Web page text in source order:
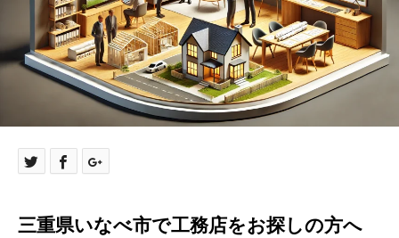
三重県いなべ市で工務店をお探しの方へ